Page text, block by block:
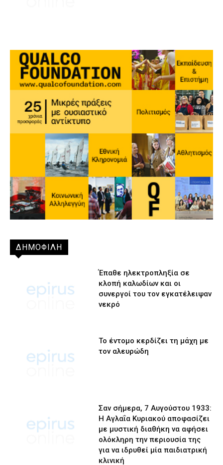
ΔΗΜΟΦΙΛΗ
Έπαθε ηλεκτροπληξία σε
κλοπή καλωδίων και οι
συνεργοί του τον εγκατέλειψαν
νεκρό
Το έντομο κερδίζει τη μάχη με
τον αλευρώδη
Σαν σήμερα, 7 Αυγούστου 1933:
Η Αγλαΐα Κυριακού αποφασίζει
με μυστική διαθήκη να αφήσει
ολόκληρη την περιουσία της
για να ιδρυθεί μία παιδιατρική
κλινική